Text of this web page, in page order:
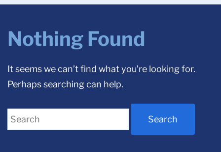
Nothing Found
It seems we can’t find what you’re looking for.
Perhaps searching can help.
Search